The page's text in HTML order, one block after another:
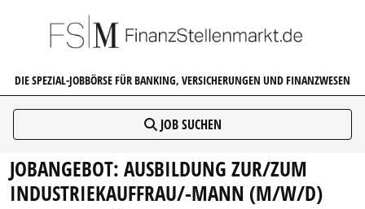
DIE SPEZIAL-JOBBÖRSE FÜR BANKING, VERSICHERUNGEN UND FINANZWESEN
JOB SUCHEN
JOBANGEBOT: AUSBILDUNG ZUR/ZUM
INDUSTRIEKAUFFRAU/-MANN (M/W/D)